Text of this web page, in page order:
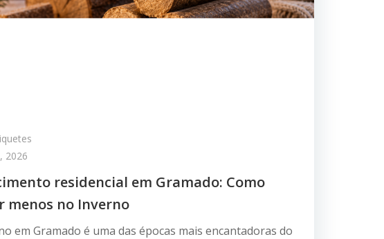
2026
residencial em Gramado: Como
menos no Inverno
em Gramado é uma das épocas mais encantadoras do